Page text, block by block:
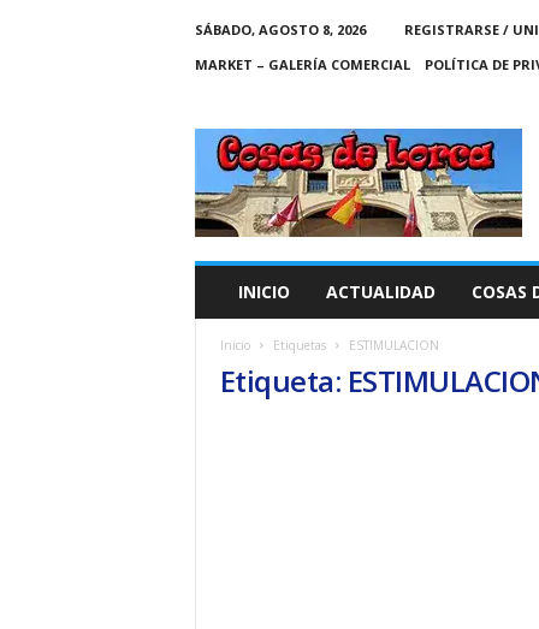
SÁBADO, AGOSTO 8, 2026
REGISTRARSE /
MARKET – GALERÍA COMERCIAL
POLÍTICA DE
C
A
S
INICIO ACTUALIDAD COSAS
Inicio Etiquetas ESTIMULACION
Etiqueta: